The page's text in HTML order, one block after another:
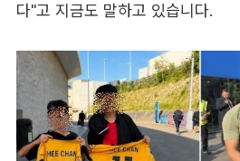
다"고 지금도 말하고 있습니다.